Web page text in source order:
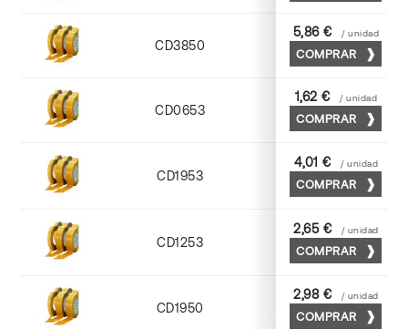
CD3850 Transparente
5,86 € / unidad
COMPRAR
CD0653 Transparente
1,62 € / unidad
COMPRAR
CD1953 Transparente
4,01 € / unidad
COMPRAR
CD1253 Transparente
2,65 € / unidad
COMPRAR
CD1950 Transparente
2,98 € / unidad
COMPRAR